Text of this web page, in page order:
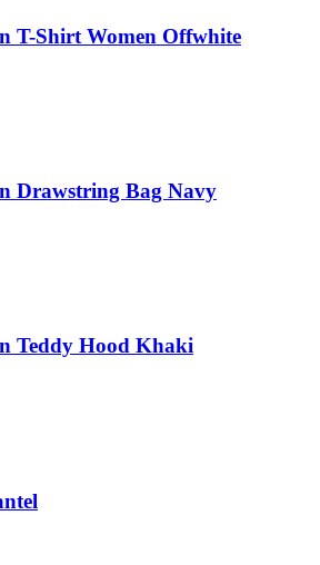
T-Shirt Women Offwhite
Drawstring Bag Navy
Teddy Hood Khaki